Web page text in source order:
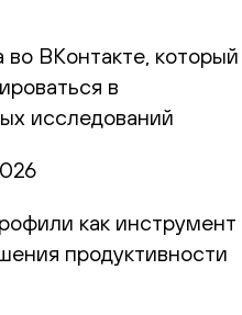
во ВКонтакте, который
в
исследований
как инструмент
продуктивности